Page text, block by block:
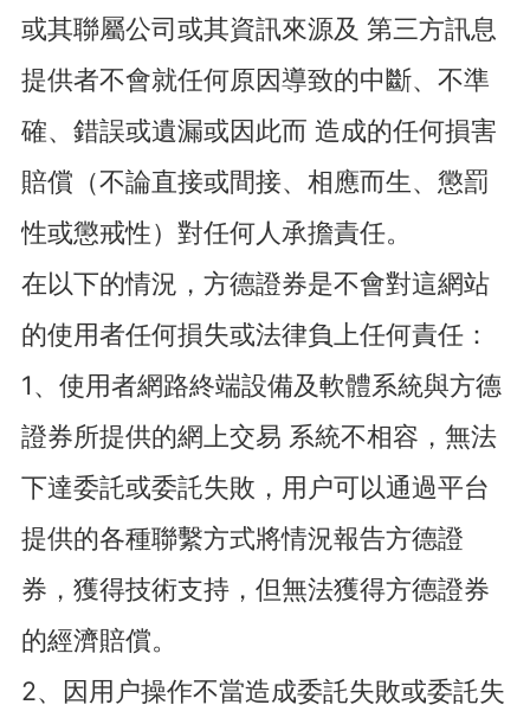
或其聯屬公司或其資訊來源及 第三方訊息
提供者不會就任何原因導致的中斷、不準
確、錯誤或遺漏或因此而 造成的任何損害
賠償（不論直接或間接、相應而生、懲罰
性或懲戒性）對任何人承擔責任。
在以下的情況，方德證券是不會對這網站
的使用者任何損失或法律負上任何責任：
1、使用者網路終端設備及軟體系統與方德
證券所提供的網上交易 系統不相容，無法
下達委託或委託失敗，用户可以通過平台
提供的各種聯繫方式將情況報告方德證
券，獲得技術支持，但無法獲得方德證券
的經濟賠償。
2、因用户操作不當造成委託失敗或委託失